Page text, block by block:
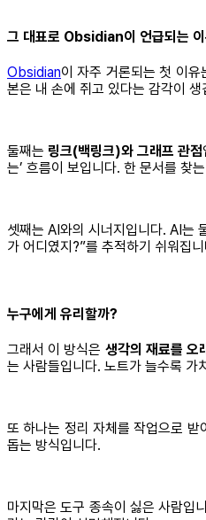
그 대표로 Obsidian이 언급되는
Obsidian이 자주 거론되는 첫 이유
본은 내 손에 쥐고 있다는 감각이
둘째는 링크(백링크)와 그래프 관점
는’ 흐름이 보입니다. 한 문서를 찾
셋째는 AI와의 시너지입니다. AI는
가 어디였지?”를 추적하기 쉬워집
누구에게 유리할까?
그래서 이 방식은 생각의 재료를 오
는 사람들입니다. 노트가 늘수록 가
또 하나는 정리 자체를 작업으로
돕는 방식입니다.
마지막은 도구 종속이 싫은 사람입